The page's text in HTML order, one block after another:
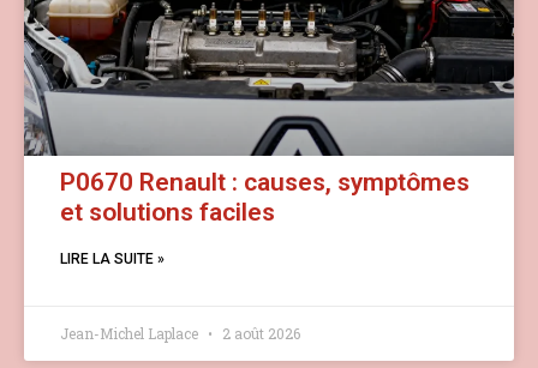
P0670 Renault : causes, symptômes
et solutions faciles
LIRE LA SUITE »
Jean-Michel Laplace 2 août 2026